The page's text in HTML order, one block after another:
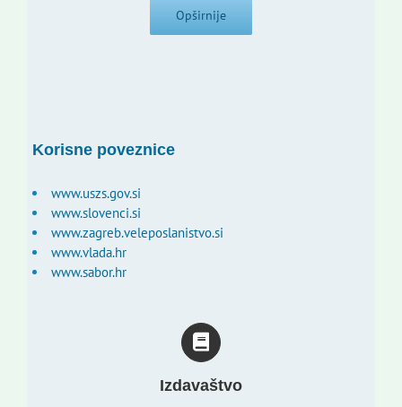
Opširnije
Korisne poveznice
www.uszs.gov.si
www.slovenci.si
www.zagreb.veleposlanistvo.si
www.vlada.hr
www.sabor.hr
Izdavaštvo